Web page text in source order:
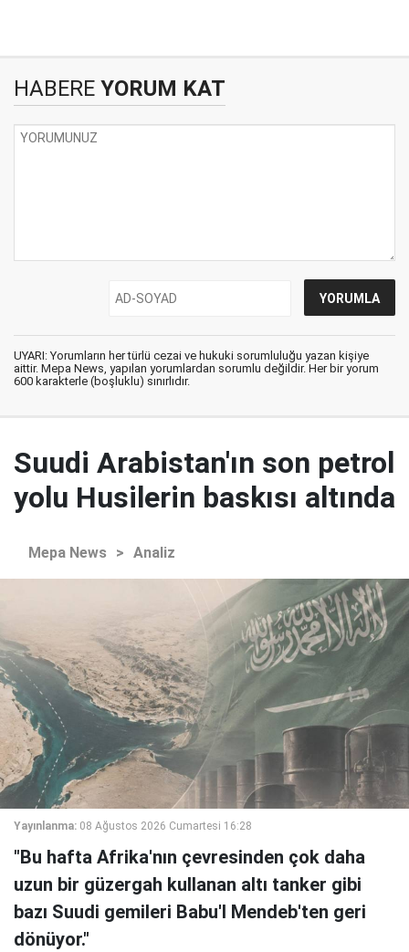
HABERE YORUM KAT
UYARI: Yorumların her türlü cezai ve hukuki sorumluluğu yazan kişiye
aittir. Mepa News, yapılan yorumlardan sorumlu değildir. Her bir yorum
600 karakterle (boşluklu) sınırlıdır.
Suudi Arabistan'ın son petrol
yolu Husilerin baskısı altında
Mepa News > Analiz
Yayınlanma: 08 Ağustos 2026 Cumartesi 16:28
"Bu hafta Afrika'nın çevresinden çok daha
uzun bir güzergah kullanan altı tanker gibi
bazı Suudi gemileri Babu'l Mendeb'ten geri
dönüyor."